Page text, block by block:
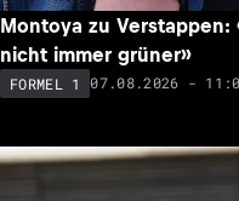
Montoya zu
nicht immer grüner»
FORMEL 1 07.08.2026 -